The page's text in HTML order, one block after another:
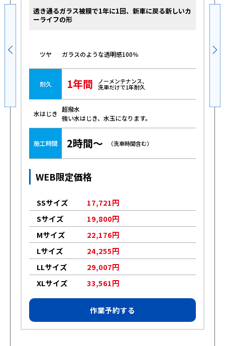
透き通るガラス被膜で1年に1回、新車に戻る新しいカ
ーライフの形
ツヤ ガラスのような透明感100％
耐久 1年間 ノーメンテナンス、
洗車だけで1年耐久
水はじき
超撥水
強い水はじき、水玉になります。
施工時間 2時間～ （洗車時間含む）
WEB限定価格
SSサイズ
17,721円
Sサイズ
19,800円
Mサイズ
22,176円
Lサイズ
24,255円
LLサイズ
29,007円
XLサイズ
33,561円
作業予約する